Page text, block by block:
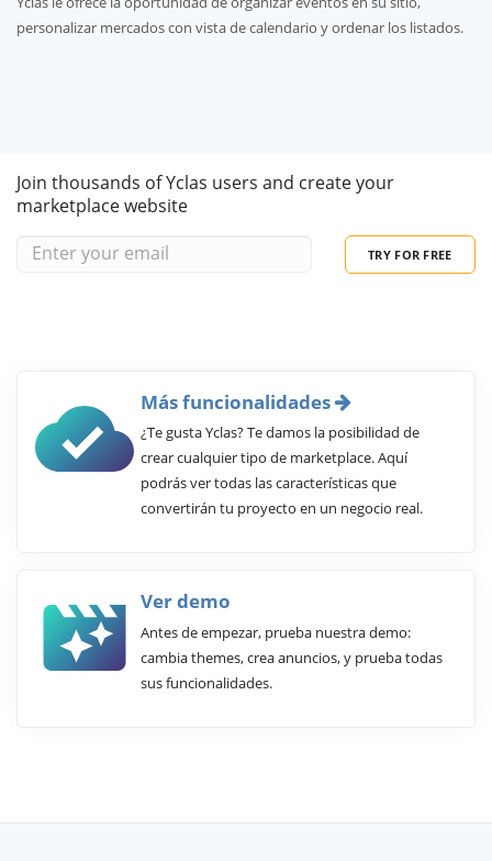
personalizar mercados con vista de calendario y ordenar los listados.
Join thousands of Yclas users and create your
marketplace website
TRY FOR FREE
Más funcionalidades
¿Te gusta Yclas? Te damos la posibilidad de
crear cualquier tipo de marketplace. Aquí
podrás ver todas las características que
convertirán tu proyecto en un negocio real.
Ver demo
Antes de empezar, prueba nuestra demo:
cambia themes, crea anuncios, y prueba todas
sus funcionalidades.